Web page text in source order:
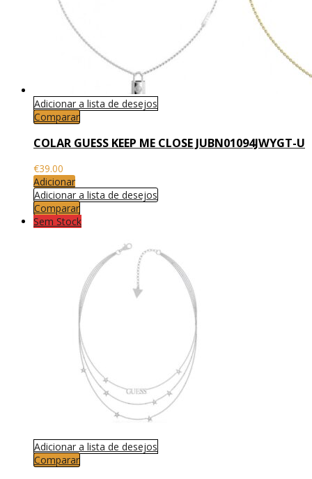
Adicionar a lista de desejos
Comparar
COLAR GUESS KEEP ME CLOSE JUBN01094JWYGT-U
€39.00
Adicionar
Adicionar a lista de desejos
Comparar
Sem Stock
Adicionar a lista de desejos
Comparar